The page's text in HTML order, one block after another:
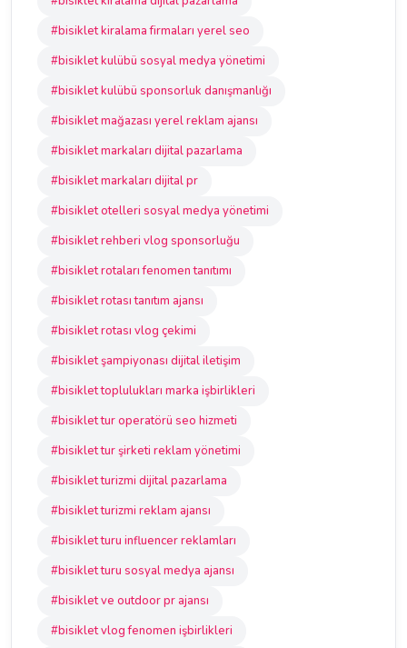
#bisiklet kiralama firmaları yerel seo
#bisiklet kulübü sosyal medya yönetimi
#bisiklet kulübü sponsorluk danışmanlığı
#bisiklet mağazası yerel reklam ajansı
#bisiklet markaları dijital pazarlama
#bisiklet markaları dijital pr
#bisiklet otelleri sosyal medya yönetimi
#bisiklet rehberi vlog sponsorluğu
#bisiklet rotaları fenomen tanıtımı
#bisiklet rotası tanıtım ajansı
#bisiklet rotası vlog çekimi
#bisiklet şampiyonası dijital iletişim
#bisiklet toplulukları marka işbirlikleri
#bisiklet tur operatörü seo hizmeti
#bisiklet tur şirketi reklam yönetimi
#bisiklet turizmi dijital pazarlama
#bisiklet turizmi reklam ajansı
#bisiklet turu influencer reklamları
#bisiklet turu sosyal medya ajansı
#bisiklet ve outdoor pr ajansı
#bisiklet vlog fenomen işbirlikleri